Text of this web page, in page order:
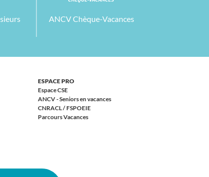
ANCV Chèque-Vacances
ESPACE PRO
Espace CSE
ANCV - Seniors en vacances
CNRACL / FSPOEIE
Parcours Vacances